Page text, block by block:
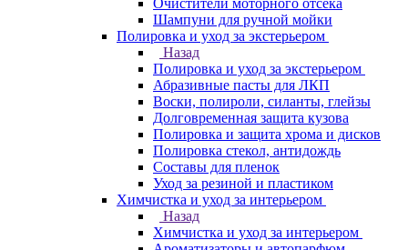
Очистители моторного отсека
Шампуни для ручной мойки
Полировка и уход за экстерьером
Назад
Полировка и уход за экстерьером
Абразивные пасты для ЛКП
Воски, полироли, силанты, глейзы
Долговременная защита кузова
Полировка и защита хрома и дисков
Полировка стекол, антидождь
Составы для пленок
Уход за резиной и пластиком
Химчистка и уход за интерьером
Назад
Химчистка и уход за интерьером